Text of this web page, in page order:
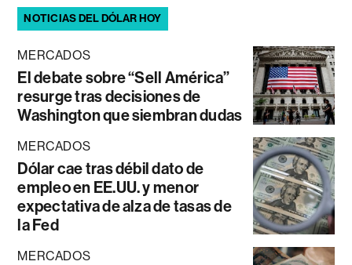
NOTICIAS DEL DÓLAR HOY
MERCADOS
El debate sobre “Sell América”
resurge tras decisiones de
Washington que siembran dudas
MERCADOS
Dólar cae tras débil dato de
empleo en EE.UU. y menor
expectativa de alza de tasas de
la Fed
MERCADOS